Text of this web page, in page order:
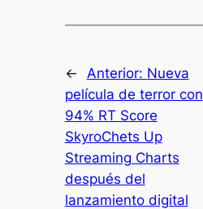
← Anterior: Nueva
película de terror con
94% RT Score
SkyroChets Up
Streaming Charts
después del
lanzamiento digital